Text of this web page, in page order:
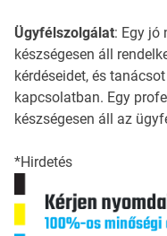
Ügyfélszolgálat: Egy jó
készségesen áll
kérdéseidet, és
kapcsolatban. Egy
készségesen áll az
*Hirdetés